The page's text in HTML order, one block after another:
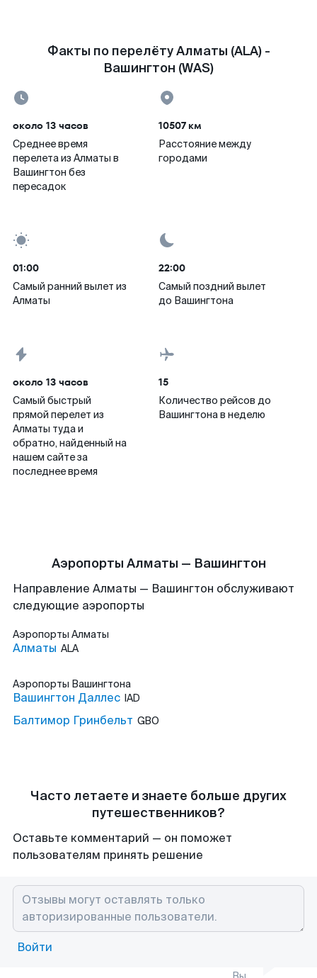
Факты по перелёту Алматы (ALA) -
Вашингтон (WAS)
около 13 часов
Среднее время
перелета из Алматы в
Вашингтон без
пересадок
10507 км
Расстояние между
городами
01:00
Самый ранний вылет из
Алматы
22:00
Самый поздний вылет
до Вашингтона
около 13 часов
Самый быстрый
прямой перелет из
Алматы туда и
обратно, найденный на
нашем сайте за
последнее время
15
Количество рейсов до
Вашингтона в неделю
Аэропорты Алматы — Вашингтон
Направление Алматы — Вашингтон обслуживают
следующие аэропорты
Аэропорты Алматы
Алматы ALA
Аэропорты Вашингтона
Вашингтон Даллес IAD
Балтимор Гринбельт GBO
Часто летаете и знаете больше других
путешественников?
Оставьте комментарий — он поможет
пользователям принять решение
Войти